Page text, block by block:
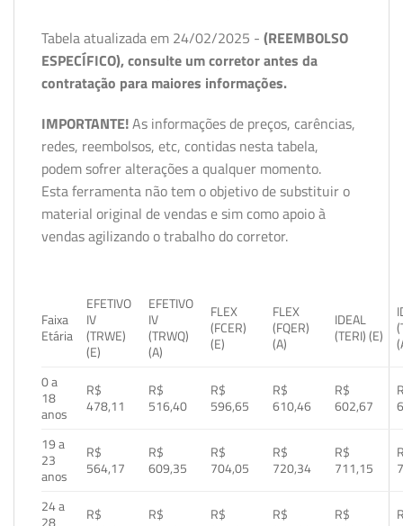
Tabela atualizada em 24/02/2025 - (REEMBOLSO
ESPECÍFICO), consulte um corretor antes da
contratação para maiores informações.
IMPORTANTE!As informações de preços, carências,
redes, reembolsos, etc, contidas nesta tabela,
podem sofrer alterações a qualquer momento.
Esta ferramenta não tem o objetivo de substituir o
material original de vendas e sim como apoio à
vendas agilizando o trabalho do corretor.
Faixa
Etária
EFETIVO
IV
(TRWE)
(E)
EFETIVO
IV
(TRWQ)
(A)
FLEX
(FCER)
(E)
FLEX
(FQER)
(A)
IDEAL
(TERI) (E)
0 a
18
anos
R$
478,11
R$
516,40
R$
596,65
R$
610,46
R$
602,67
19 a
23
anos
R$
564,17
R$
609,35
R$
704,05
R$
720,34
R$
711,15
24 a
R$
R$
R$
R$
R$